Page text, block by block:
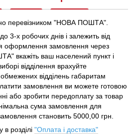
перевізником "НОВА ПОШТА".
3-х робочих днів і залежить від
оформлення замовлення через
вкажіть ваш населений пункт і
відділення врахуйте
обмежених відділень габаритам
замовлення ви можете готовою
або зробити передоплату за товар
сума замовлення для
становить 5000,00 грн.
в розділі "Оплата і доставка"